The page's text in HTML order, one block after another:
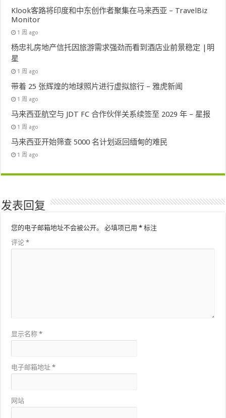
Klook客路将印度和中东创作者聚集在马来西亚 – TravelBiz
Monitor
1 周 ago
杨忠礼房地产信托因旅游需求强劲而看到酒店业前景稳定 |明
星
1 周 ago
带着 25 张辉煌的地球照片进行虚拟旅行 – 雅虎新闻
1 周 ago
马来西亚航空与 JDT FC 合作伙伴关系续签至 2029 年 – 星报
1 周 ago
马来西亚开始筛查 5000 名计划返回缅甸的难民
1 周 ago
发表回复
您的电子邮箱地址不会被公开。 必填项已用* 标注
评论*
显示名称*
电子邮箱地址*
网站